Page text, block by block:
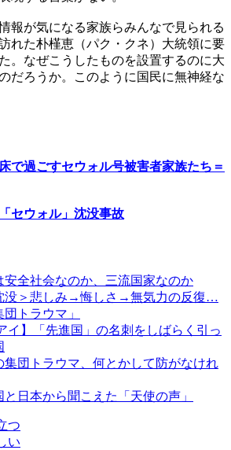
報が気になる家族らみんなで見られる
れた朴槿恵（パク・クネ）大統領に要
。なぜこうしたものを設置するのに大
だろうか。このように国民に無神経な
で過ごすセウォル号被害者家族たち＝
セウォル」沈没事故
安全社会なのか、三流国家なのか
没＞悲しみ→悔しさ→無気力の反復…
トラウマ」
イ】「先進国」の名刺をしばらく引っ
集団トラウマ、何とかして防がなけれ
と日本から聞こえた「天使の声」
つ
い